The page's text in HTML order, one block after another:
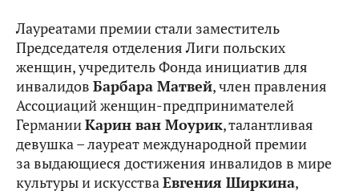
Лауреатами премии стали заместитель
Председателя отделения Лиги польских
женщин, учредитель Фонда инициатив для
инвалидов Барбара Матвей, член правления
Ассоциаций женщин-предпринимателей
ГерманииКарин ван Моурик, талантливая
девушка – лауреат международной премии
за выдающиеся достижения инвалидов в мире
культуры и искусстваЕвгения Ширкина,